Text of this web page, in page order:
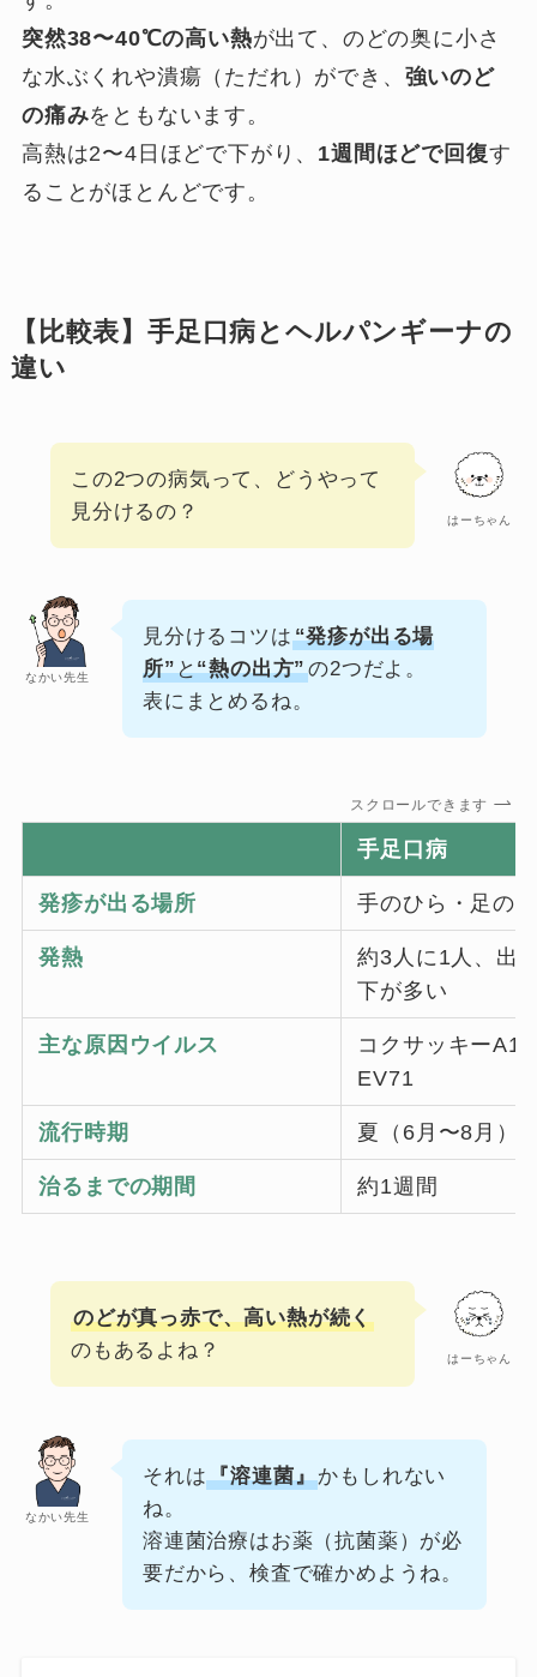
突然38〜40℃の高い熱が出て、のどの奥に小さ
な水ぶくれや潰瘍（ただれ）ができ、 強いのど
の痛みをともないます。
高熱は2〜4日ほどで下がり、 1週間ほどで回復す
ることがほとんどです。
【比較表】手足口病とヘルパンギーナの
違い
はーちゃん
この2つの病気って、どうやって
見分けるの？
なかい先生
見分けるコツは“発疹が出る場
所”と“熱の出方”の2つだよ。
表にまとめるね。
スクロールできます
手足口病
発疹が出る場所 手のひら・足の
発熱
約3人に1人、出
下が多い
主な原因ウイルス
コクサッキー
EV71
流行時期 夏（6月〜8月）
治るまでの期間 約1週間
はーちゃん
のどが真っ赤で、高い熱が続く
のもあるよね？
なかい先生
それは『溶連菌』かもしれない
ね。
溶連菌治療はお薬（抗菌薬）が必
要だから、検査で確かめようね。